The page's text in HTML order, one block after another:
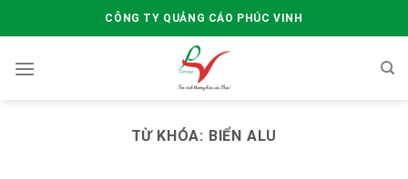
to
CÔNG TY QUẢNG CÁO PHÚC VINH
TỪ KHÓA: BIỂN ALU